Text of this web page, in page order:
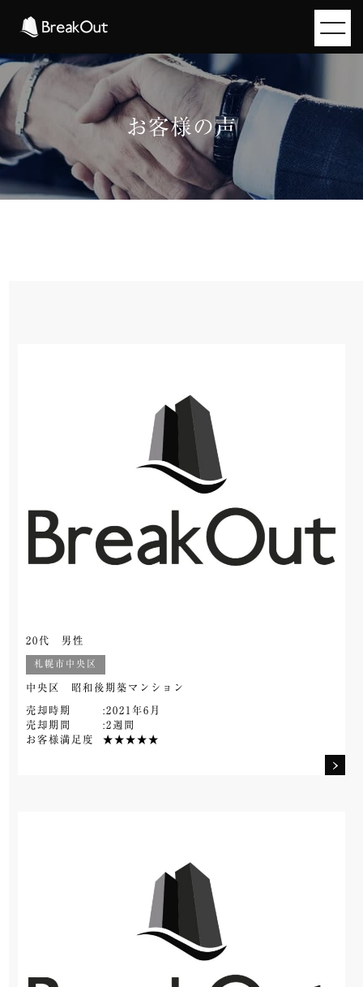
お客様の声
20代 男性
札幌市中央区
中央区 昭和後期築マンション
売却時期
:2021年6月
売却期間
:2週間
お客様満足度
★★★★★